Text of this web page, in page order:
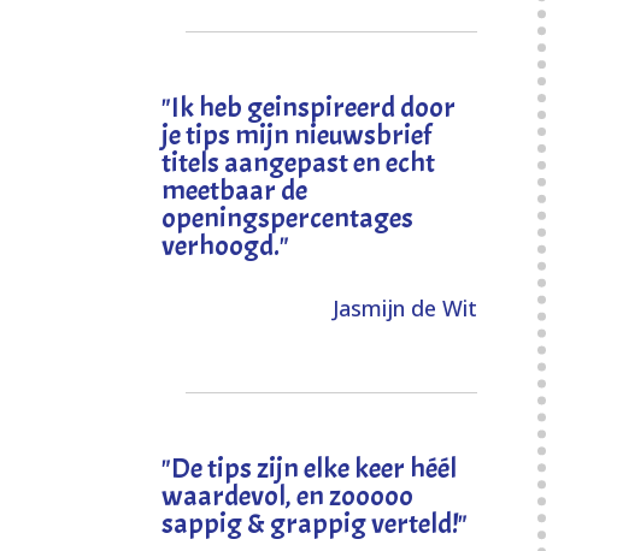
"Ik heb geinspireerd door
je tips mijn nieuwsbrief
titels aangepast en echt
meetbaar de
openingspercentages
verhoogd."
Jasmijn de Wit
"De tips zijn elke keer héél
waardevol, en zooooo
sappig & grappig verteld!"